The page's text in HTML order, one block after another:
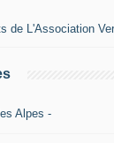
de L'Association
Alpes -